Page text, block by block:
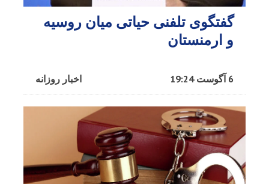
گفتگوی تلفنی حیاتی میان روسیه
و ارمنستان
اخبار روزانه 6 آگوست 19:24